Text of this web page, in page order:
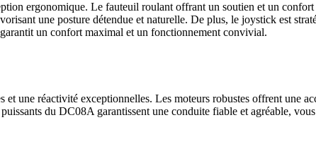
ergonomique. Le fauteuil roulant offrant un soutien et un
une posture détendue et naturelle. De plus, le joystick est
un confort maximal et un fonctionnement convivial.
une réactivité exceptionnelles. Les moteurs robustes offrent une
du DC08A garantissent une conduite fiable et agréable,